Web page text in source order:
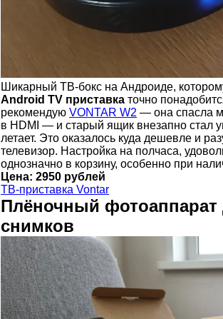
Шикарный ТВ-бокс на Андроиде,
Android TV приставка точно
рекомендую VONTAR W2 — она спасла
в HDMI — и старый ящик внезапно стал
летает. Это оказалось куда дешевле и
телевизор. Настройка на полчаса,
однозначно в корзину, особенно при
Цена: 2950 рублей
ТВ-приставка Vontar
Плёночный
снимков